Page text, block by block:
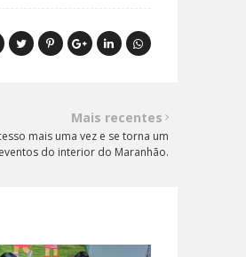
Mais recentes
mais uma vez e se torna um
do interior do Maranhão.